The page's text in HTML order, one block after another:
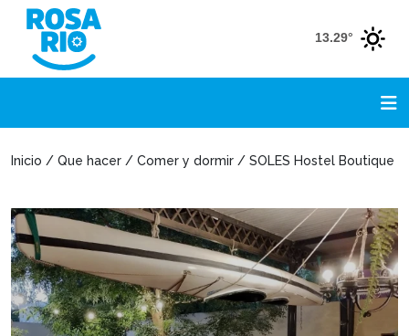
13.29°
Inicio / Que hacer / Comer y dormir / SOLES Hostel Boutique